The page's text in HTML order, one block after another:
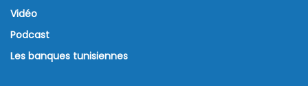
Vidéo
Podcast
Les banques tunisiennes